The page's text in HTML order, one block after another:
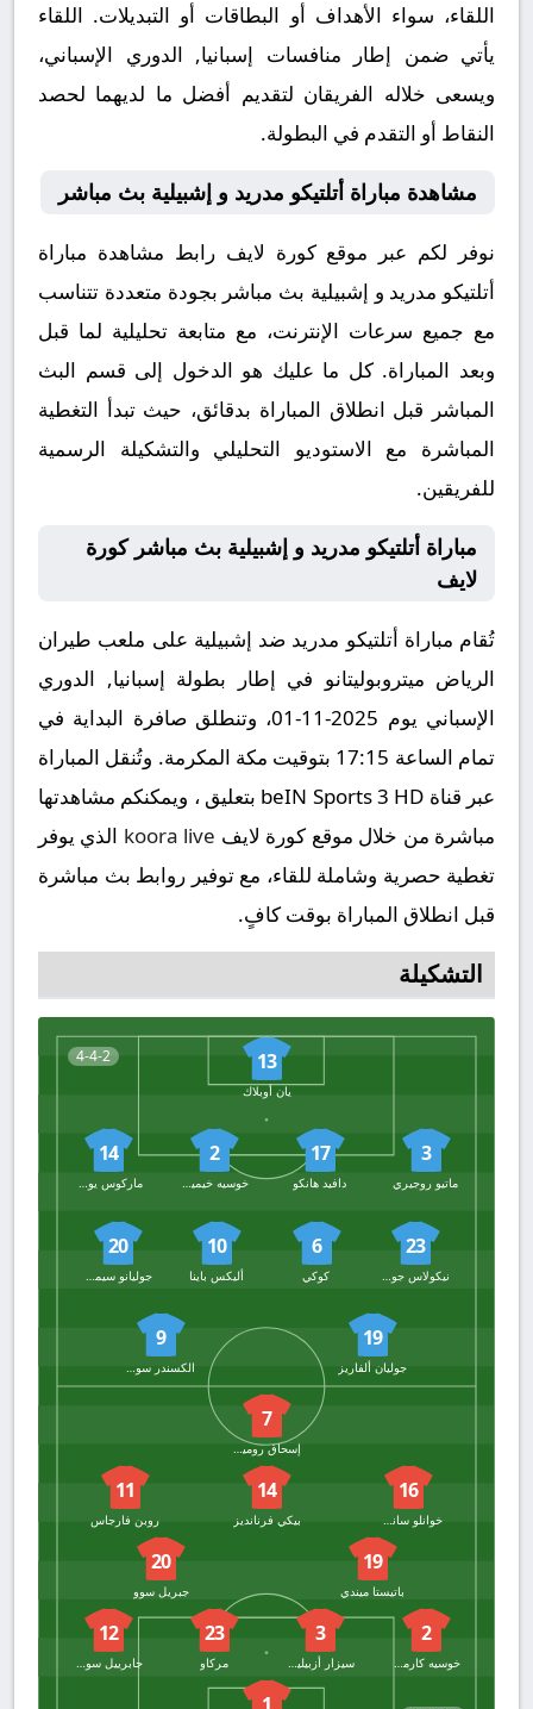
اللقاء، سواء الأهداف أو البطاقات أو التبديلات. اللقاء
يأتي ضمن إطار منافسات إسبانيا, الدوري الإسباني،
ويسعى خلاله الفريقان لتقديم أفضل ما لديهما لحصد
النقاط أو التقدم في البطولة.
مشاهدة مباراة أتلتيكو مدريد و إشبيلية بث مباشر
نوفر لكم عبر موقع كورة لايف رابط مشاهدة مباراة
أتلتيكو مدريد و إشبيلية بث مباشر بجودة متعددة تتناسب
مع جميع سرعات الإنترنت، مع متابعة تحليلية لما قبل
وبعد المباراة. كل ما عليك هو الدخول إلى قسم البث
المباشر قبل انطلاق المباراة بدقائق، حيث تبدأ التغطية
المباشرة مع الاستوديو التحليلي والتشكيلة الرسمية
للفريقين.
مباراة أتلتيكو مدريد و إشبيلية بث مباشر كورة
لايف
تُقام مباراة أتلتيكو مدريد ضد إشبيلية على ملعب طيران
الرياض ميتروبوليتانو في إطار بطولة إسبانيا, الدوري
الإسباني يوم 2025-11-01، وتنطلق صافرة البداية في
تمام الساعة 17:15 بتوقيت مكة المكرمة. وتُنقل المباراة
عبر قناة beIN Sports 3 HD بتعليق ، ويمكنكم مشاهدتها
مباشرة من خلال موقع كورة لايف koora live الذي يوفر
تغطية حصرية وشاملة للقاء، مع توفير روابط بث مباشرة
قبل انطلاق المباراة بوقت كافٍ.
التشكيلة
4-4-2 13
يان أوبلاك
3
ماتيو روجيري
17
دافيد هانكو
2
خوسيه خيمينيز
14
ماركوس يورينتي
23
6
كوكي
10
أليكس باينا
20
19
جوليان ألفاريز
9
الكسندر سورلوث
7
إسحاق روميرو
16
خوانلو سانشيز
14
بيكي فرنانديز
11
روبن فارجاس
19
باتيستا ميندي
20
جبريل سوو
2
خوسيه كارمونا
3
سيزار أزبيليكويتا
23
مركاو
12
جابرييل سوازو